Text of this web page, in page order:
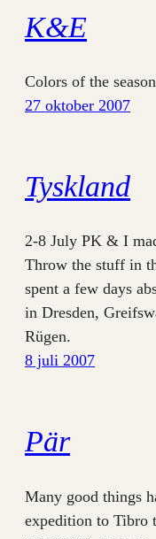
K&E
Colors of the
27 oktober 2007
Tyskland
2-8 July PK & I
Throw the stuff in
spent a few days
in Dresden,
Rügen.
8 juli 2007
Pär
Many good things
expedition to Tibro